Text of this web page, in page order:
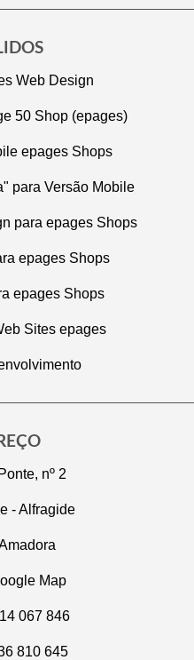
Web Design
50 Shop (epages)
epages Shops
para Versão Mobile
para epages Shops
epages Shops
epages Shops
Sites epages
nº 2
- Alfragide
Map
067 846
810 645